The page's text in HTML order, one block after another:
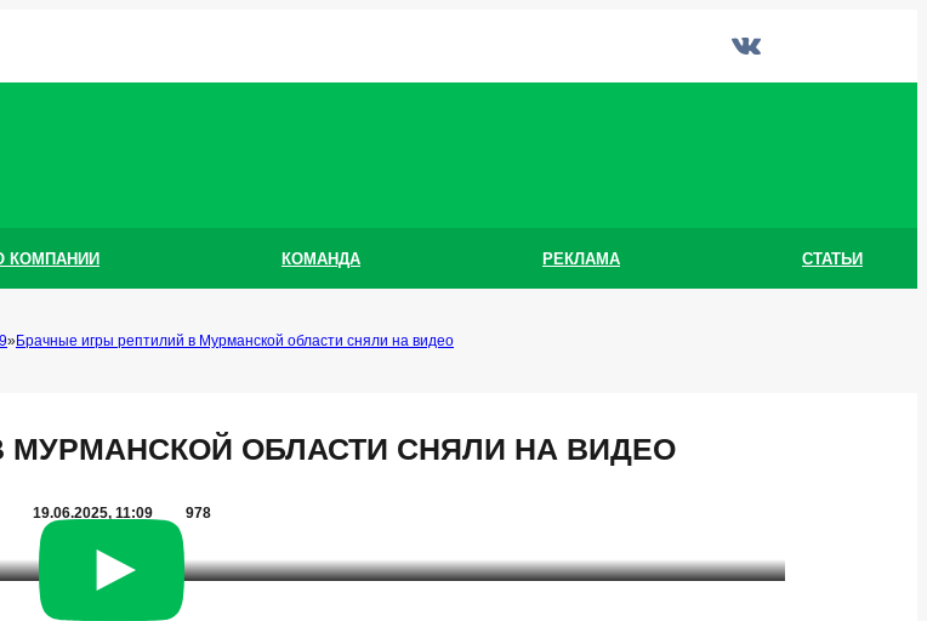
КОМПАНИИ КОМАНДА РЕКЛАМА СТАТЬИ
Брачные игры рептилий в Мурманской области сняли на видео
ОБЛАСТИ СНЯЛИ НА ВИДЕО
19.06.2025, 11:09 978